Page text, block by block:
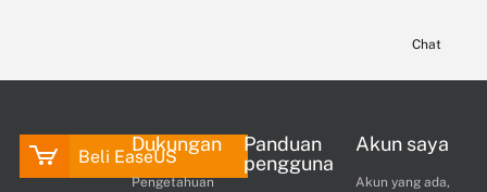
Chat
Beli EaseUS
Dukungan
Pengetahuan
Panduan
pengguna
Akun saya
Akun yang ada,